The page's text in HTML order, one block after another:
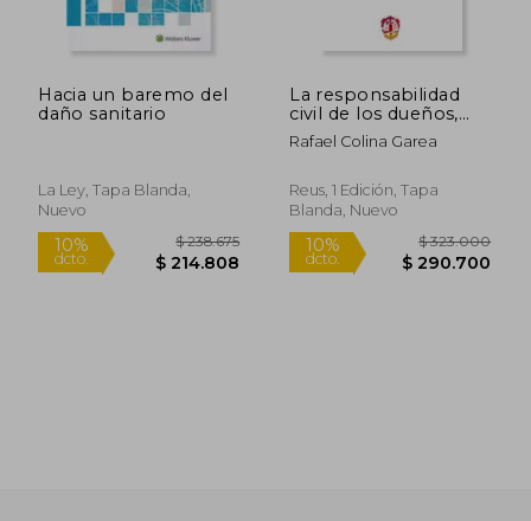
10%
dcto.
$ 159.530 45%
dcto. $
Hacia un baremo del
daño sanitario
La Ley, Tapa Blanda,
Nuevo
La responsabilidad
civil de los dueños,
poseedores y
usuarios de animales:
interpretación
jurisprudencial del art.
Daños)
Rafael Colina Garea
Reus, 1 Edición, Tapa
Blanda, Nuevo